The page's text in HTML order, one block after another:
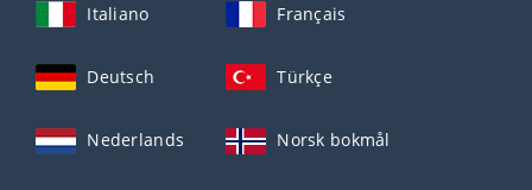
Italiano Français
Deutsch Türkçe
Nederlands Norsk bokmål